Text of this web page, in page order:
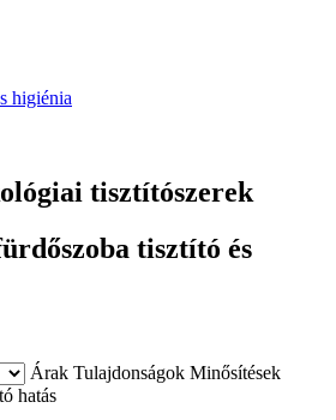
higiénia
tisztítószerek
tisztító és
Árak Tulajdonságok Minősítések
hatás